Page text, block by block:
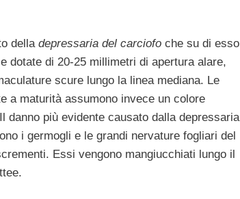
delladepressaria del carciofoche su di esso
dotate di 20-25 millimetri di apertura alare,
scure lungo la linea mediana. Le
a maturità assumono invece un colore
più evidente causato dalla depressaria
i germogli e le grandi nervature fogliari del
Essi vengono mangiucchiati lungo il